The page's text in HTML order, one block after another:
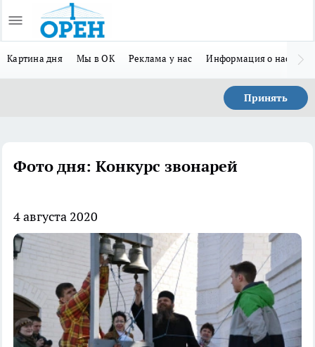
Картина дня Мы в ОК Реклама у нас Информация о нас
Принять
Фото дня: Конкурс звонарей
4 августа 2020